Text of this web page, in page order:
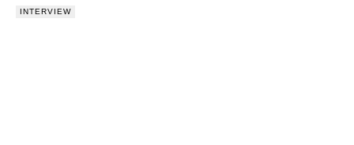
INTERVIEW